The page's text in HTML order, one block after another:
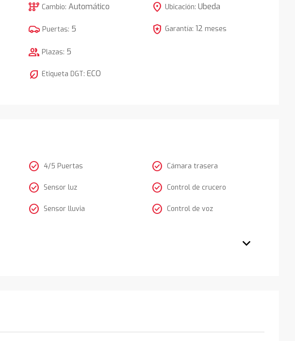
auto_transmission Cambio:Automático
Puertas: 5
group Plazas: 5
nest_eco_leaf Etiqueta DGT:ECO
location_on Ubicación: Ubeda
local_police Garantía: 12 meses
check_circle 4/5 Puertas
check_circle Sensor luz
check_circle Sensor lluvia
check_circle Cámara trasera
check_circle Control de crucero
check_circle Control de voz